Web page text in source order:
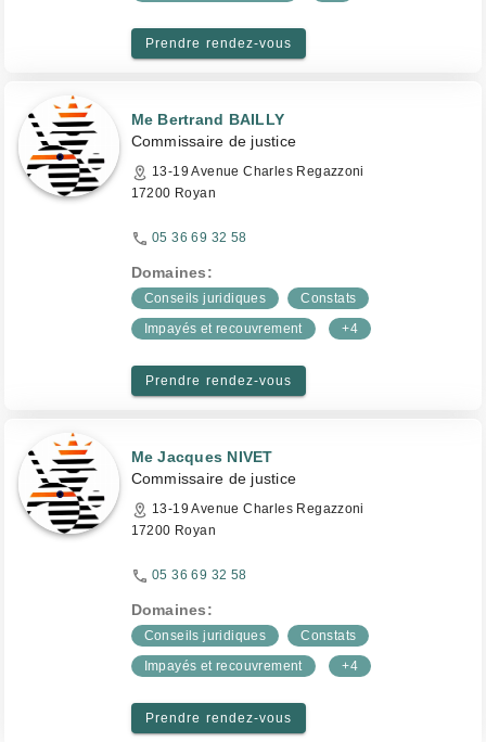
Prendre rendez-vous
Me Bertrand BAILLY
Commissaire de justice
13-19 Avenue Charles Regazzoni
17200 Royan
05 36 69 32 58
Domaines:
Conseils juridiques
Constats
Impayés et recouvrement
+4
Prendre rendez-vous
Me Jacques NIVET
Commissaire de justice
13-19 Avenue Charles Regazzoni
17200 Royan
05 36 69 32 58
Domaines:
Conseils juridiques
Constats
Impayés et recouvrement
+4
Prendre rendez-vous